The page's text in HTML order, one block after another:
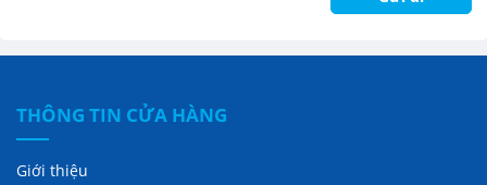
THÔNG TIN CỬA HÀNG
Giới thiệu